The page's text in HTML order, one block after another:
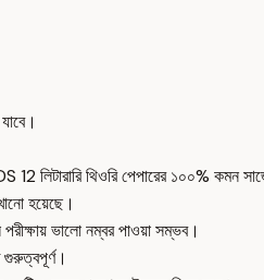
12 লিটারারি থিওরি পেপারের ১০০% কমন
হয়েছে।
ভালো নম্বর পাওয়া সম্ভব।